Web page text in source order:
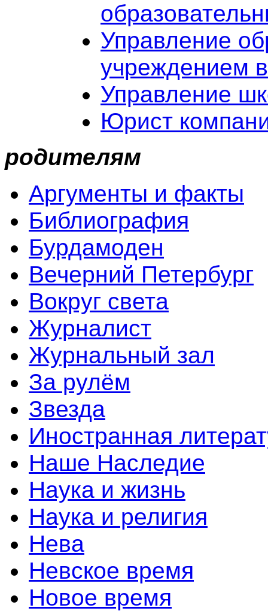
Управление
учреждением
Управление
Юрист
родителям
Аргументы и факты
Библиография
Бурдамоден
Вечерний Петербург
Вокруг света
Журналист
Журнальный зал
За рулём
Звезда
Иностранная
Наше Наследие
Наука и жизнь
Наука и религия
Нева
Невское время
Новое время